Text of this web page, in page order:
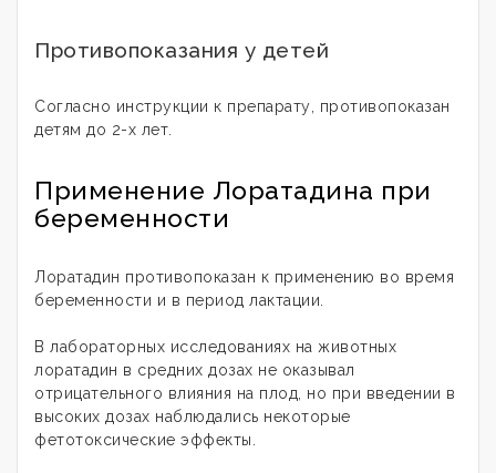
Противопоказания у детей
Согласно инструкции к препарату, противопоказан
детям до 2-х лет.
Применение Лоратадина при
беременности
Лоратадин противопоказан к применению во время
беременности и в период лактации.
В лабораторных исследованиях на животных
лоратадин в средних дозах не оказывал
отрицательного влияния на плод, но при введении в
высоких дозах наблюдались некоторые
фетотоксические эффекты.